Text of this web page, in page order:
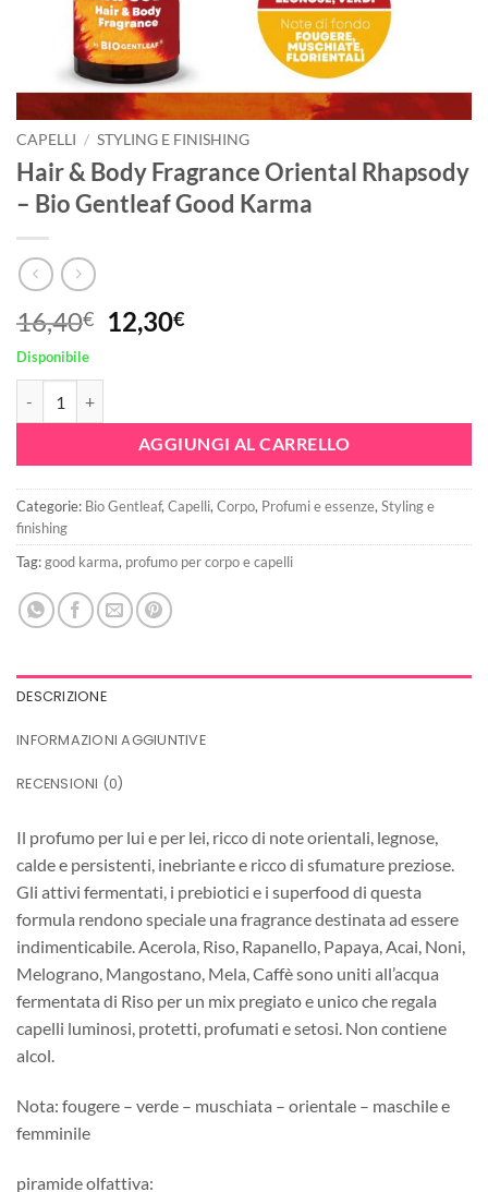
CAPELLI / STYLING E FINISHING
Hair & Body Fragrance Oriental Rhapsody
– Bio Gentleaf Good Karma
16,40€
Il
prezzo
16,40€.
12,30€Il
12,30€.
Disponibile
AGGIUNGI AL CARRELLO
Categorie: Bio Gentleaf, Capelli, Corpo, Profumi e essenze, Styling e
finishing
Tag:good karma, profumo per corpo e capelli
DESCRIZIONE
INFORMAZIONI AGGIUNTIVE
RECENSIONI (0)
Il profumo per lui e per lei, ricco di note orientali, legnose,
calde e persistenti, inebriante e ricco di sfumature preziose.
Gli attivi fermentati, i prebiotici e i superfood di questa
formula rendono speciale una fragrance destinata ad essere
indimenticabile. Acerola, Riso, Rapanello, Papaya, Acai, Noni,
Melograno, Mangostano, Mela, Caffè sono uniti all’acqua
fermentata di Riso per un mix pregiato e unico che regala
capelli luminosi, protetti, profumati e setosi. Non contiene
alcol.
Nota: fougere – verde – muschiata – orientale – maschile e
femminile
piramide olfattiva: